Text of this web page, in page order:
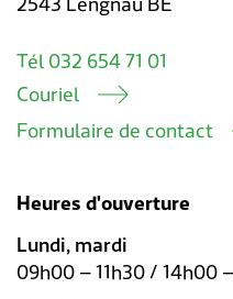
Tél 032 654 71 01
Couriel
Formulaire de contact
Heures d'ouverture
Lundi, mardi
09h00 – 11h30 / 14h00